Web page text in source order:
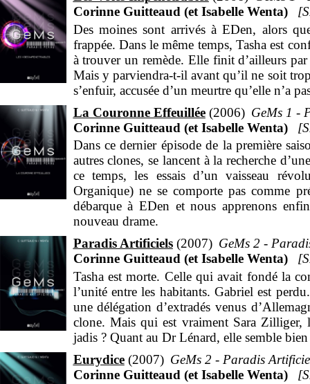
Corinne Guitteaud (et Isabelle Wenta)
Des moines sont arrivés à EDen, alors
frappée. Dans le même temps, Tasha est
à trouver un remède. Elle finit d’ailleurs
Mais y parviendra-t-il avant qu’il ne soit
s’enfuir, accusée d’un meurtre qu’elle n’a
La Couronne Effeuillée 2006
GeMs 1 -
Corinne Guitteaud (et Isabelle Wenta)
Dans ce dernier épisode de la première
autres clones, se lancent à la recherche
ce temps, les essais d’un vaisseau
Organique) ne se comporte pas comme
débarque à EDen et nous apprenons
nouveau drame.
Paradis Artificiels 2007
GeMs 2 -
Corinne Guitteaud (et Isabelle Wenta)
Tasha est morte. Celle qui avait fondé la
l’unité entre les habitants. Gabriel est
une délégation d’extradés venus
clone. Mais qui est vraiment Sara Zilliger,
jadis ? Quant au Dr Lénard, elle semble
Eurydice 2007
GeMs 2 - Paradis
Corinne Guitteaud (et Isabelle Wenta)